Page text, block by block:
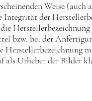
Weise (auch
Integrität der
bzw. bei der
Herstellerbezeichnung
als Urheber der Bilder